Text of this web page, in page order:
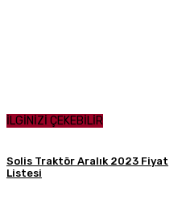
İLGİNİZİ ÇEKEBİLİR
Solis Traktör Aralık 2023 Fiyat
Listesi